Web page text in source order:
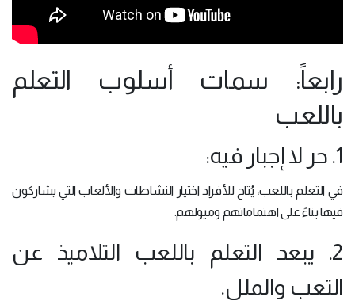
رابعاً: سمات أسلوب التعلم
باللعب
1. حر لا إجبار فيه:
في التعلم باللعب، يُتاح للأفراد اختيار النشاطات والألعاب التي يشاركون
فيها بناءً على اهتماماتهم وميولهم.
2. يبعد التعلم باللعب التلاميذ عن
التعب والملل.